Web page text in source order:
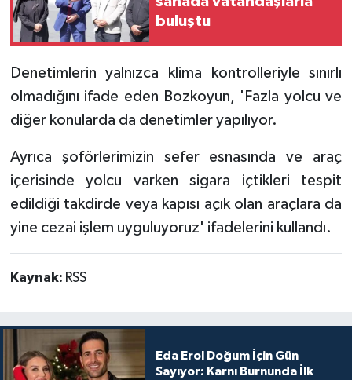
buluştu
Denetimlerin yalnızca klima kontrolleriyle sınırlı
olmadığını ifade eden Bozkoyun, 'Fazla yolcu ve
diğer konularda da denetimler yapılıyor.
Ayrıca şoförlerimizin sefer esnasında ve araç
içerisinde yolcu varken sigara içtikleri tespit
edildiği takdirde veya kapısı açık olan araçlara da
yine cezai işlem uyguluyoruz' ifadelerini kullandı.
Kaynak: RSS
Eda Erol Doğum İçin Gün
Sayıyor: Karnı Burnunda İlk